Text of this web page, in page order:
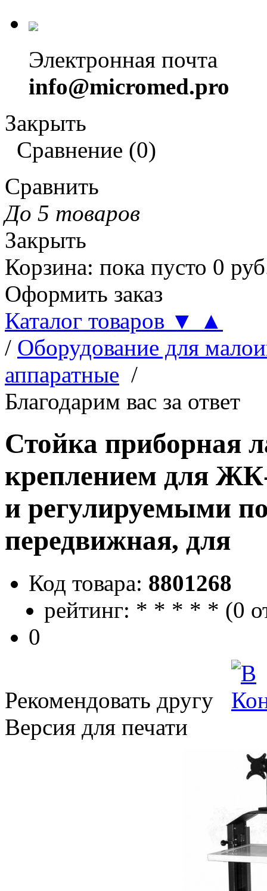
Электронная почта
info@micromed.pro
Закрыть
Сравнение (0)
Сравнить
До 5 товаров
Закрыть
Корзина: пока пусто 0
Оформить заказ
Каталог товаров ▼
▲
/ Оборудование для
аппаратные /
Благодарим вас за ответ
Стойка приборная
креплением для
и регулируемыми
передвижная, для
Код товара: 8801268
рейтинг: * * * * * (0
0
Рекомендовать другу
Версия для печати